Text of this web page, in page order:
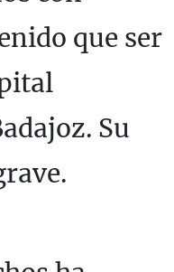
que ser
Su